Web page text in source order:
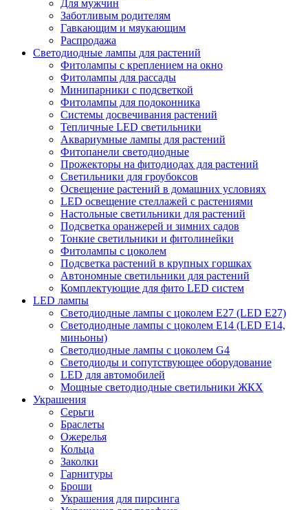
Для мужчин
Заботливым родителям
Гавкающим и мяукающим
Распродажа
Светодиодные лампы для растений
Фитолампы с креплением на окно
Фитолампы для рассады
Минипарники с подсветкой
Фитолампы для подоконника
Системы досвечивания растений
Тепличные LED светильники
Аквариумные лампы для растений
Фитопанели светодиодные
Прожекторы на фитодиодах для растений
Светильники для гроубоксов
Освещение растений в домашних условиях
LED освещение стеллажей с растениями
Настольные светильники для растений
Подсветка оранжерей и зимних садов
Тонкие светильники и фитолинейки
Фитолампы с цоколем
Подсветка растений в крупных горшках
Автономные светильники для растений
Комплектующие для фито LED систем
LED лампы
Светодиодные лампы с цоколем Е27 (LED E27)
Светодиодные лампы с цоколем Е14 (LED E14,
миньоны)
Светодиодные лампы с цоколем G4
Светодиоды и сопутствующее оборудование
LED для автомобилей
Мощные светодиодные светильники ЖКХ
Украшения
Серьги
Браслеты
Ожерелья
Кольца
Заколки
Гарнитуры
Броши
Украшения для пирсинга